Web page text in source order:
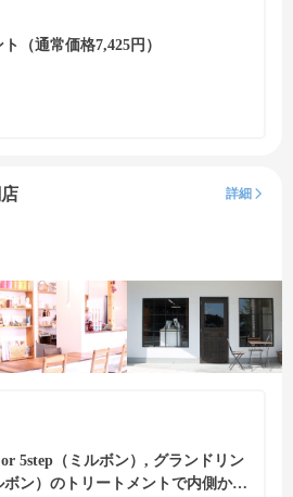
（通常価格7,425円）
詳細
5step（ミルボン）, グランドリン
ン）のトリートメントで内側から